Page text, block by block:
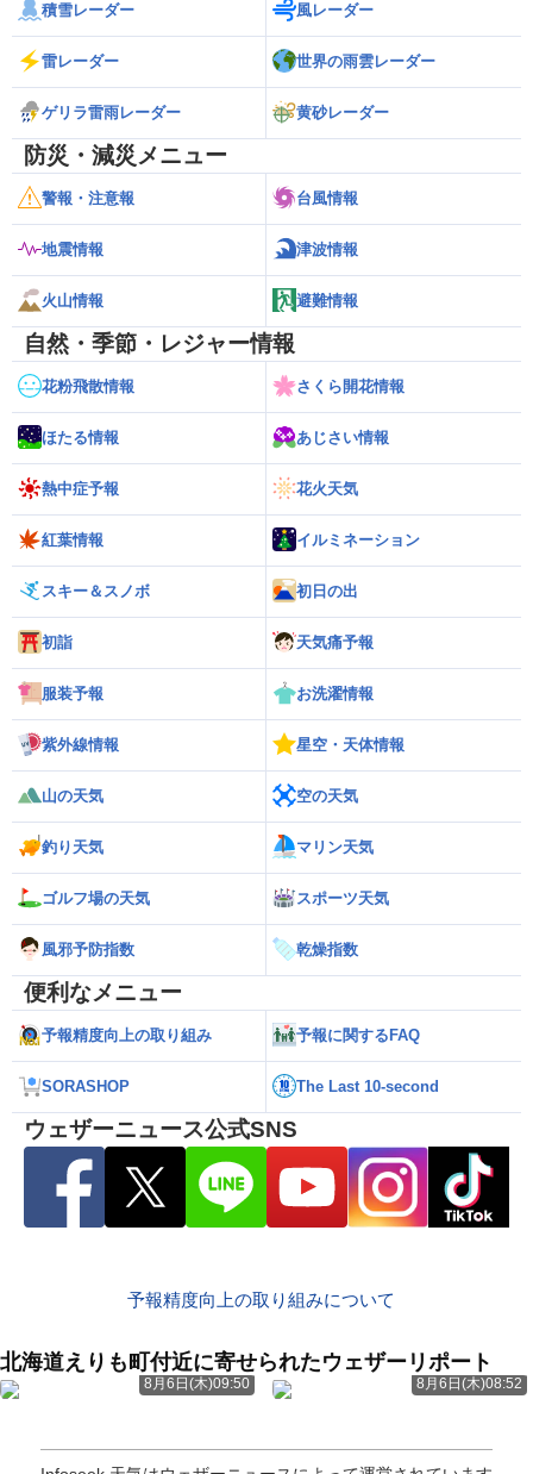
積雪レーダー 風レーダー
雷レーダー 世界の雨雲レーダー
ゲリラ雷雨レーダー 黄砂レーダー
防災・減災メニュー
警報・注意報 台風情報
地震情報 津波情報
火山情報 避難情報
自然・季節・レジャー情報
花粉飛散情報 さくら開花情報
ほたる情報 あじさい情報
熱中症予報 花火天気
紅葉情報 イルミネーション
スキー＆スノボ 初日の出
初詣 天気痛予報
服装予報 お洗濯情報
紫外線情報 星空・天体情報
山の天気 空の天気
釣り天気 マリン天気
ゴルフ場の天気 スポーツ天気
風邪予防指数 乾燥指数
便利なメニュー
予報精度向上の取り組み 予報に関するFAQ
SORASHOP The Last 10-second
ウェザーニュース公式SNS
予報精度向上の取り組みについて
北海道えりも町付近に寄せられたウェザーリポート
8月6日(木)09:50 8月6日(木)08:52